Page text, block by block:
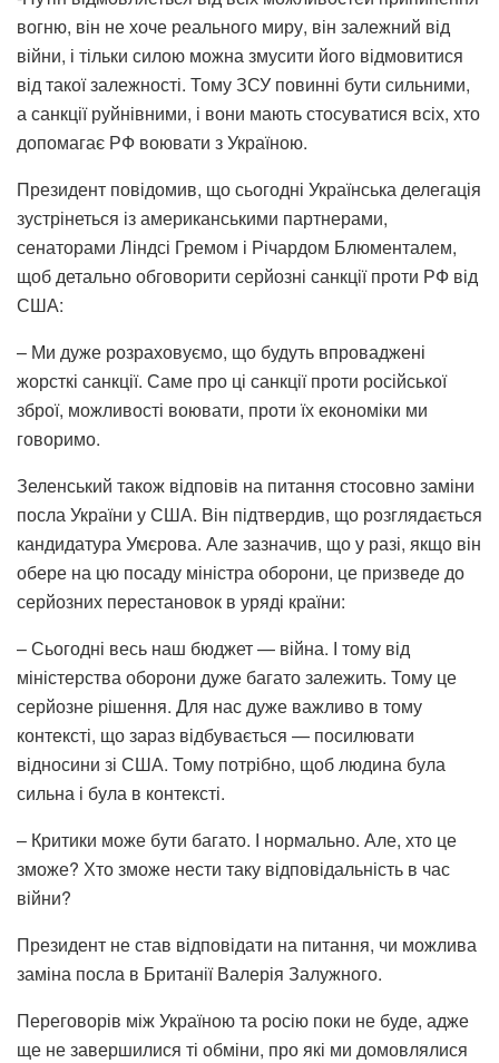
вогню, він не хоче реального миру, він залежний від
війни, і тільки силою можна змусити його відмовитися
від такої залежності. Тому ЗСУ повинні бути сильними,
а санкції руйнівними, і вони мають стосуватися всіх, хто
допомагає РФ воювати з Україною.
Президент повідомив, що сьогодні Українська делегація
зустрінеться із американськими партнерами,
сенаторами Ліндсі Гремом і Річардом Блюменталем,
щоб детально обговорити серйозні санкції проти РФ від
США:
– Ми дуже розраховуємо, що будуть впроваджені
жорсткі санкції. Саме про ці санкції проти російської
зброї, можливості воювати, проти їх економіки ми
говоримо.
Зеленський також відповів на питання стосовно заміни
посла України у США. Він підтвердив, що розглядається
кандидатура Умєрова. Але зазначив, що у разі, якщо він
обере на цю посаду міністра оборони, це призведе до
серйозних перестановок в уряді країни:
– Сьогодні весь наш бюджет — війна. І тому від
міністерства оборони дуже багато залежить. Тому це
серйозне рішення. Для нас дуже важливо в тому
контексті, що зараз відбувається — посилювати
відносини зі США. Тому потрібно, щоб людина була
сильна і була в контексті.
– Критики може бути багато. І нормально. Але, хто це
зможе? Хто зможе нести таку відповідальність в час
війни?
Президент не став відповідати на питання, чи можлива
заміна посла в Британії Валерія Залужного.
Переговорів між Україною та росію поки не буде, адже
ще не завершилися ті обміни, про які ми домовлялися